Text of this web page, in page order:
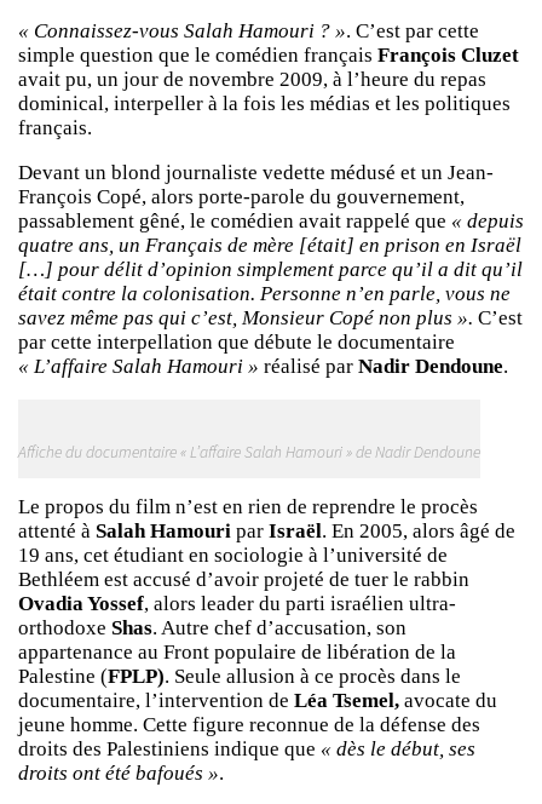
« Connaissez-vous Salah Hamouri ? ». C’est par cette
simple question que le comédien français François Cluzet
avait pu, un jour de novembre 2009, à l’heure du repas
dominical, interpeller à la fois les médias et les politiques
français.
Devant un blond journaliste vedette médusé et un Jean-
François Copé, alors porte-parole du gouvernement,
passablement gêné, le comédien avait rappelé que « depuis
quatre ans, un Français de mère [était] en prison en Israël
[…] pour délit d’opinion simplement parce qu’il a dit qu’il
était contre la colonisation. Personne n’en parle, vous ne
savez même pas qui c’est, Monsieur Copé non plus ». C’est
par cette interpellation que débute le documentaire
« L’affaire Salah Hamouri » réalisé par Nadir Dendoune.
Affiche du documentaire « L’affaire Salah Hamouri » de Nadir Dendoune
Le propos du film n’est en rien de reprendre le procès
attenté à Salah Hamouri par Israël. En 2005, alors âgé de
19 ans, cet étudiant en sociologie à l’université de
Bethléem est accusé d’avoir projeté de tuer le rabbin
Ovadia Yossef, alors leader du parti israélien ultra-
orthodoxe Shas. Autre chef d’accusation, son
appartenance au Front populaire de libération de la
Palestine (FPLP). Seule allusion à ce procès dans le
documentaire, l’intervention de Léa Tsemel, avocate du
jeune homme. Cette figure reconnue de la défense des
droits des Palestiniens indique que « dès le début, ses
droits ont été bafoués ».